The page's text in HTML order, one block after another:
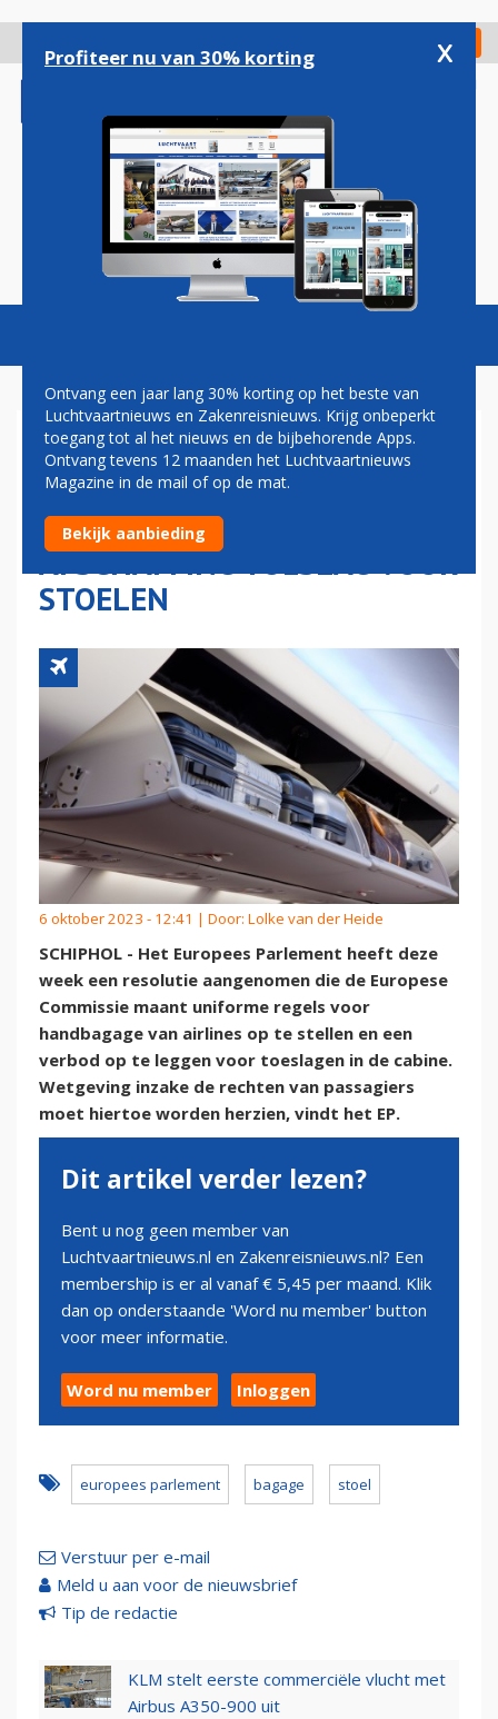
gaan
Check in
Magazine Podcasts Vacatures
EUROPEES PARLEMENT WIL
UNIFORME REGELS VOOR
HANDBAGAGE EN
AFSCHAFFING TOESLAG VOOR
STOELEN
6 oktober 2023 - 12:41 | Door: Lolke van der Heide
SCHIPHOL - Het Europees Parlement heeft deze
week een resolutie aangenomen die de Europese
Commissie maant uniforme regels voor
handbagage van airlines op te stellen en een
verbod op te leggen voor toeslagen in de cabine.
Wetgeving inzake de rechten van passagiers
moet hiertoe worden herzien, vindt het EP.
Dit artikel verder lezen?
Bent u nog geen member van
Luchtvaartnieuws.nl en Zakenreisnieuws.nl? Een
membership is er al vanaf € 5,45 per maand. Klik
dan op onderstaande 'Word nu member' button
voor meer informatie.
Word nu member Inloggen
europees parlement bagage stoel
Verstuur per e-mail
Meld u aan voor de nieuwsbrief
Tip de redactie
KLM stelt eerste commerciële vlucht met
Airbus A350-900 uit
Profiteer nu van 30% korting x
Ontvang een jaar lang 30% korting op het beste van
Luchtvaartnieuws en Zakenreisnieuws. Krijg onbeperkt
toegang tot al het nieuws en de bijbehorende Apps.
Ontvang tevens 12 maanden het Luchtvaartnieuws
Magazine in de mail of op de mat.
Bekijk aanbieding